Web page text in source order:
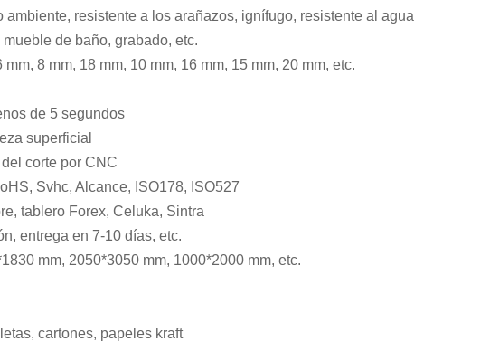
ambiente, resistente a los arañazos, ignífugo, resistente al agua
de baño, grabado, etc.
mm, 8 mm, 18 mm, 10 mm, 16 mm, 15 mm, 20 mm, etc.
de 5 segundos
superficial
corte por CNC
Svhc, Alcance, ISO178, ISO527
tablero Forex, Celuka, Sintra
entrega en 7-10 días, etc.
mm, 2050*3050 mm, 1000*2000 mm, etc.
cartones, papeles kraft